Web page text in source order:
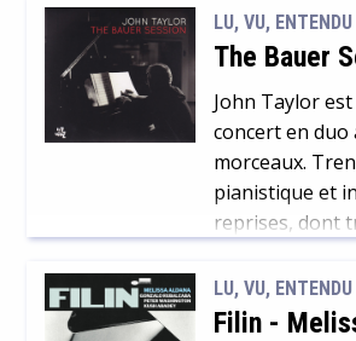
LU, VU,
The Bauer
John Taylor
concert en duo
morceaux.
pianistique et
reprises, dont
LU, VU,
Filin -